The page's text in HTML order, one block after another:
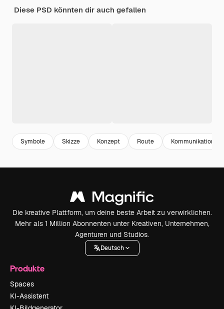
Diese PSD könnten dir auch gefallen
Symbole Skizze Konzept Route Kommunikation
Die kreative Plattform, um deine beste Arbeit zu verwirklichen.
Mehr als 1 Million Abonnenten unter Kreativen, Unternehmen,
Agenturen und Studios.
Deutsch
Produkte
Spaces
KI-Assistent